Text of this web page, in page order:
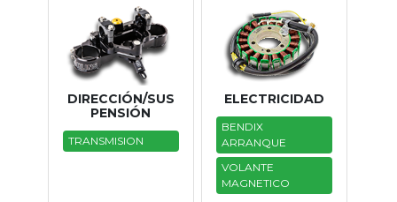
Motores
Nuevos
Motores
Usados
Tasaciones
DIRECCIÓN/SUS
PENSIÓN
TRANSMISION
ELECTRICIDAD
BENDIX
ARRANQUE
VOLANTE
MAGNETICO